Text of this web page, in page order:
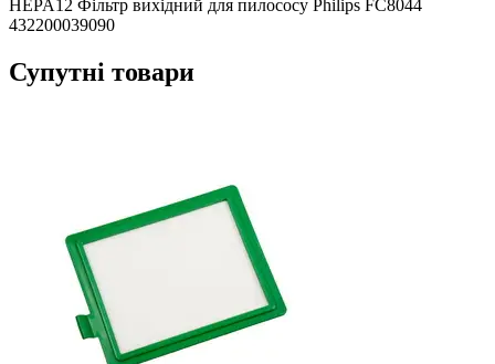
HEPA12 Фільтр вихідний для пилососу Philips FC8044
432200039090
Супутні товари